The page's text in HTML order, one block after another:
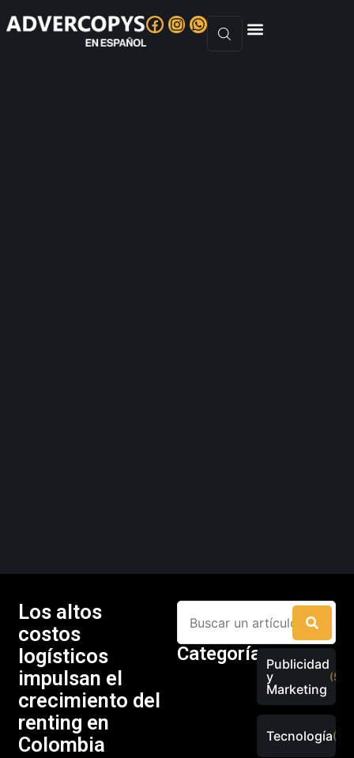
Los altos
costos
logísticos
impulsan el
crecimiento del
renting en
Colombia
CategoríasPublicidad
y
Marketing
Tecnología